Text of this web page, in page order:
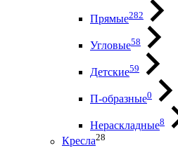
Прямые282
Угловые58
Детские59
П-образные0
Нераскладные8
Кресла28